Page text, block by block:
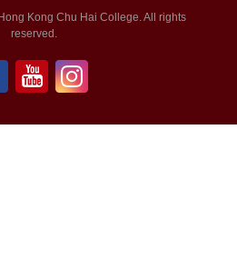
Kong Chu Hai College. All rights
reserved.